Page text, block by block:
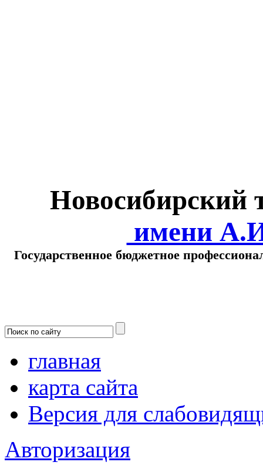
Новосибирский
имени
Государственное бюджетное
главная
карта сайта
Версия для
Авторизация